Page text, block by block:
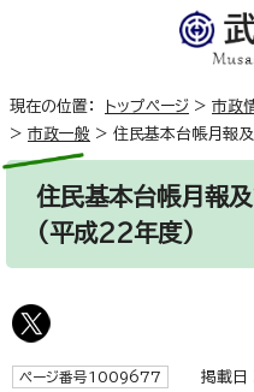
現在の位置： トップページ > 市政
> 市政一般 > 住民基本台帳月報
住民基本台帳月報
(平成22年度)
ページ番号1009677 掲載日